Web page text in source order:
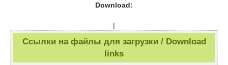
Download:
|
Ссылки на файлы для загрузки / Download
links